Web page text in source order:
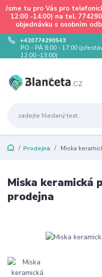
Jsme tu pro Vás pro
12:00 -14:00) na tel.
objednávku s osobním
+420774290543
PO - PÁ 8:00 - 17:00
12:00 -13:00)
Prodejna Miska
Miska keramická
prodejna